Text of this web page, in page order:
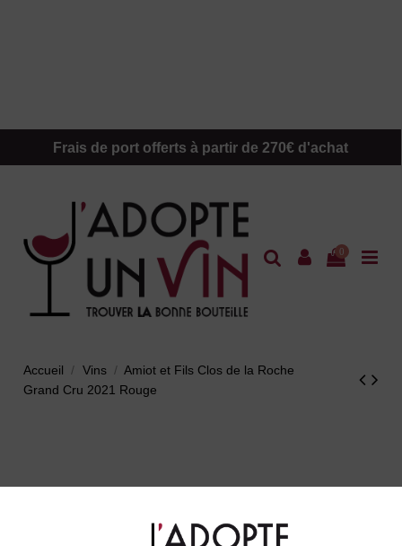
Frais de port offerts à partir de 270€ d'achat
0
Accueil Vins
Amiot et Fils Clos de la Roche
Grand Cru 2021 Rouge